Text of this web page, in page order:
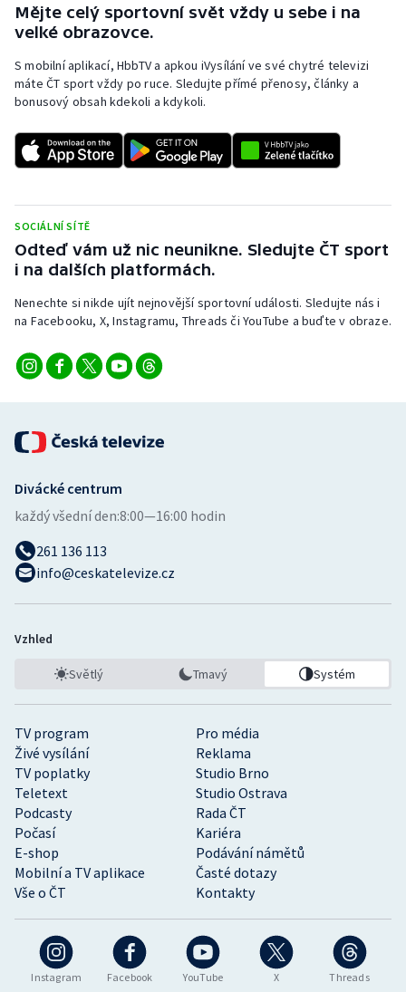
Rychlobruslení
Rychlostní kanoistika
Short track
Sportovní střelba
Veslování
Vodní slalom
Volejbal
Mějte celý sportovní svět vždy u sebe i na
velké obrazovce.
S mobilní aplikací, HbbTV a apkou iVysílání ve své chytré televizi
máte ČT sport vždy po ruce. Sledujte přímé přenosy, články a
bonusový obsah kdekoli a kdykoli.
SOCIÁLNÍ SÍTĚ
Odteď vám už nic neunikne. Sledujte ČT sport
i na dalších platformách.
Nenechte si nikde ujít nejnovější sportovní události. Sledujte nás i
na Facebooku, X, Instagramu, Threads či YouTube a buďte v obraze.
Instagram Facebook YouTube X Threads
TV program
Pro média
Živé vysílání
Reklama
TV poplatky
Studio Brno
Teletext
Studio Ostrava
Podcasty
Rada ČT
Počasí
Kariéra
E-shop
Podávání námětů
Mobilní a TV aplikace
Časté dotazy
Vše o ČT
Kontakty
Divácké centrum
každý všední den:8:00—16:00 hodin
261 136 113
info@ceskatelevize.cz
Vzhled
Světlý Tmavý Systém